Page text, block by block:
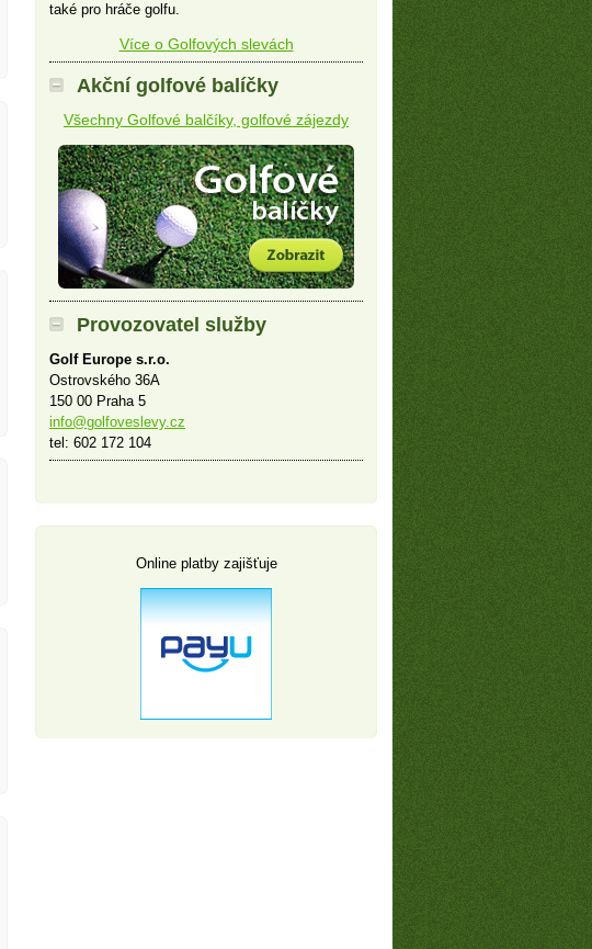
také pro hráče golfu.
Více o Golfových slevách
Akční golfové balíčky
Všechny Golfové balčíky, golfové zájezdy
Provozovatel služby
Golf Europe s.r.o.
Ostrovského 36A
150 00 Praha 5
info@golfoveslevy.cz
tel: 602 172 104
Online platby zajišťuje